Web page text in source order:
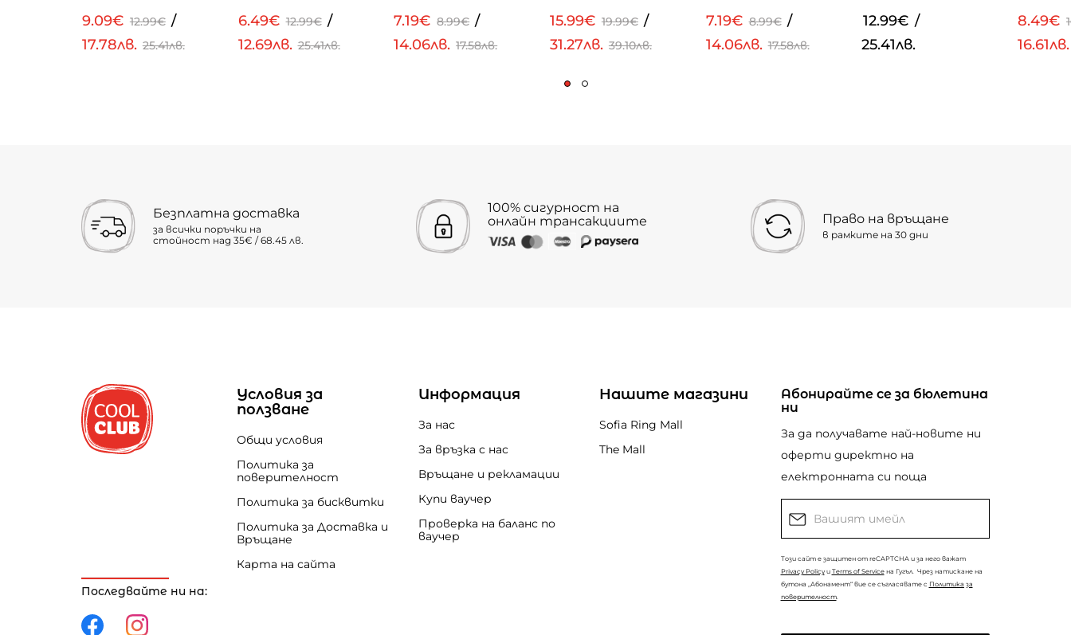
9.09€ 12.99€ /
17.78лв. 25.41лв.
6.49€ 12.99€ /
12.69лв. 25.41лв.
7.19€ 8.99€ /
14.06лв. 17.58лв.
15.99€ 19.99€ /
31.27лв. 39.10лв.
7.19€ 8.99€ /
14.06лв. 17.58лв.
12.99€ /
25.41лв.
8.49€
Безплатна доставка
за всички поръчки на
стойност над 35€ / 68.45 лв.
100% сигурност на
онлайн трансакциите
Право на връщане
в рамките на 30 дни
Последвайте ни на:
Условия за
ползване
Общи условия
Политика за
поверителност
Политика за бисквитки
Политика за Доставка и
Връщане
Карта на сайта
Информация
За нас
За връзка с нас
Връщане и рекламации
Купи ваучер
Проверка на баланс по
ваучер
Нашите магазини
Sofia Ring Mall
The Mall
Абонирайте се за бюлетина
ни
За да получавате най-новите ни
оферти директно на
електронната си поща
Този сайт е защитен от reCAPTCHA и за него важат
Privacy Policyи Terms of Serviceна Гугъл. Чрез натискане на
бутона „Абонамент“ вие се съгласявате с Политика за
поверителност.